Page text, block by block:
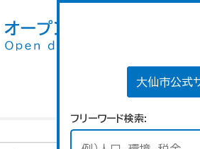
大仙市公式
フリーワード検索